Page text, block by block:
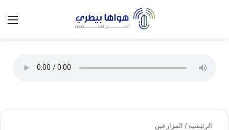
الوضع
الرئيسية / المزارعين